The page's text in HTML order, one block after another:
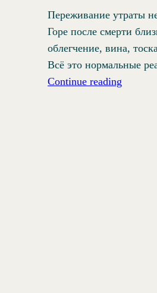
Переживание утраты
Горе после смерти
облегчение, вина,
Всё это нормальные
Continue reading